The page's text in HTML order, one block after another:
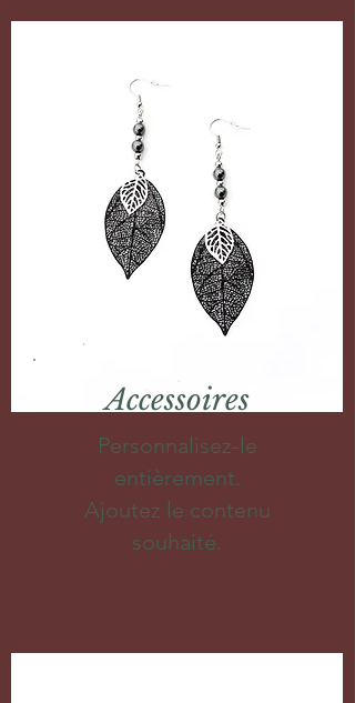
Accessoires
Personnalisez-le
entièrement.
Ajoutez le contenu
souhaité.